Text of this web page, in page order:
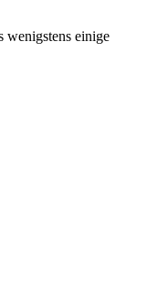
wenigstens einige